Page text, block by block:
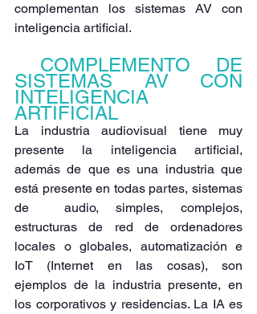
complementan los sistemas AV con
inteligencia artificial.
COMPLEMENTO DE
SISTEMAS AV CON
INTELIGENCIA
ARTIFICIAL
La industria audiovisual tiene muy
presente la inteligencia artificial,
además de que es una industria que
está presente en todas partes, sistemas
de  audio, simples, complejos,
estructuras de red de ordenadores
locales o globales, automatización e
IoT (Internet en las cosas), son
ejemplos de la industria presente, en
los corporativos y residencias. La IA es